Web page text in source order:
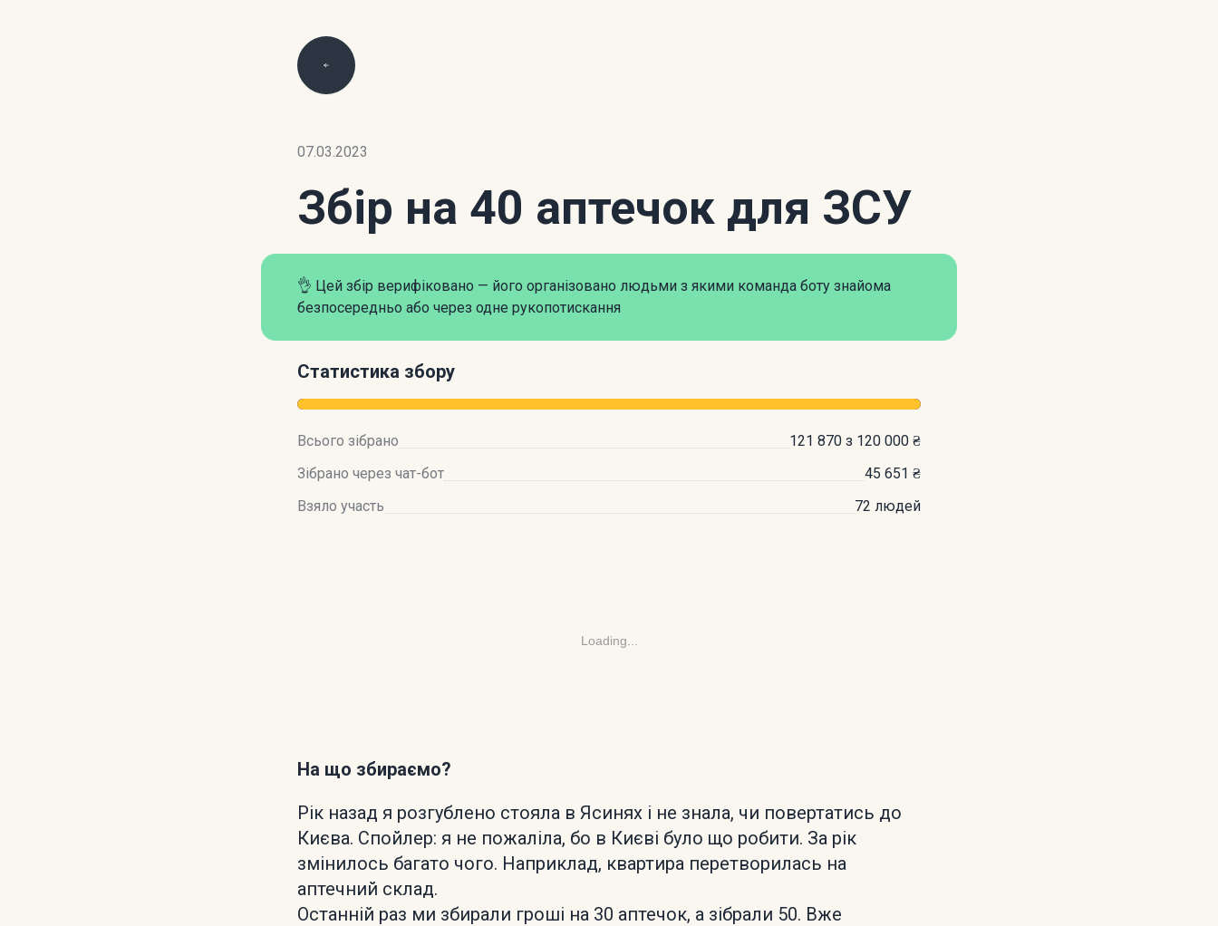
07.03.2023
Збір на 40 аптечок для ЗСУ
👌 Цей збір верифіковано — його організовано людьми з якими команда боту знайома
безпосередньо або через одне рукопотискання
Статистика збору
Всього зібрано
121 870 з 120 000 ₴
Зібрано через чат-бот
45 651 ₴
Взяло участь
72 людей
Loading...
На що збираємо?
Рік назад я розгублено стояла в Ясинях і не знала, чи повертатись до
Києва. Спойлер: я не пожаліла, бо в Києві було що робити. За рік
змінилось багато чого. Наприклад, квартира перетворилась на
аптечний склад.
Останній раз ми збирали гроші на 30 аптечок, а зібрали 50. Вже